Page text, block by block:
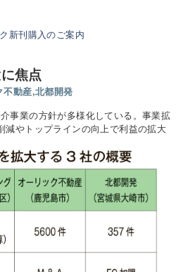
新刊購入のご案内
に焦点
不動産,北都開発
事業の方針が多様化している。事業拡
減やトップラインの向上で利益の拡大